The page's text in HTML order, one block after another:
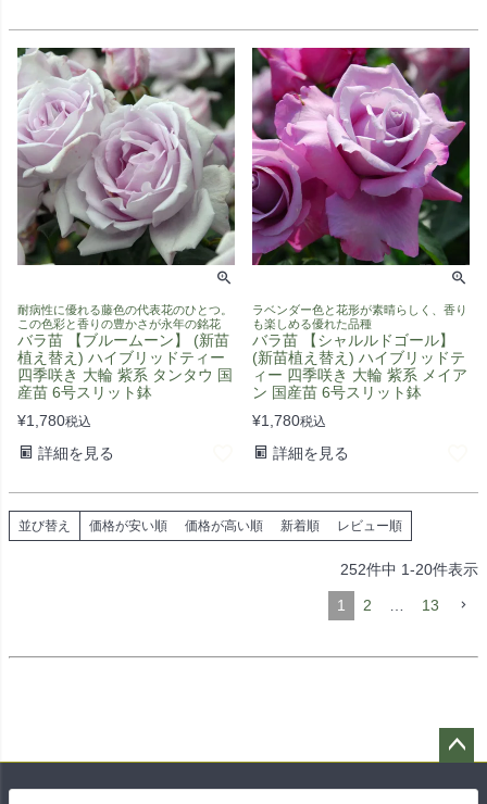
耐病性に優れる藤色の代表花のひとつ。
この色彩と香りの豊かさが永年の銘花
バラ苗 【ブルームーン】 (新苗
植え替え) ハイブリッドティー
四季咲き 大輪 紫系 タンタウ 国
産苗 6号スリット鉢
¥1,780税込
詳細を見る
ラベンダー色と花形が素晴らしく、香り
も楽しめる優れた品種
バラ苗 【シャルルドゴール】
(新苗植え替え) ハイブリッドテ
ィー 四季咲き 大輪 紫系 メイア
ン 国産苗 6号スリット鉢
¥1,780税込
詳細を見る
並び替え 価格が安い順 価格が高い順 新着順 レビュー順
252件中 1-20件表示
1 2 13